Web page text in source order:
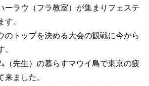
ーラウ（フラ教室）が集まりフェステ
す。
のトップを決める大会の観戦に今から
。
（先生）の暮らすマウイ島で東京の疲
来ました。